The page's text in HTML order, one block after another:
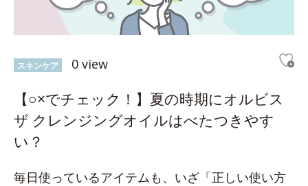
スキンケア 0 view
【○×でチェック！】夏の時期にオルビス
ザ クレンジングオイルはべたつきやす
い？
毎日使っているアイテムも、いざ「正しい使い方